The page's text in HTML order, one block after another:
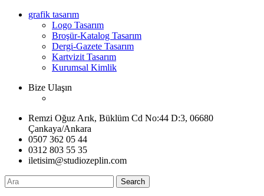
grafik tasarım
Logo Tasarım
Broşür-Katalog Tasarım
Dergi-Gazete Tasarım
Kartvizit Tasarım
Kurumsal Kimlik
Bize Ulaşın
Remzi Oğuz Arık, Büklüm Cd No:44 D:3, 06680
Çankaya/Ankara
0507 362 05 44
0312 803 55 35
iletisim@studiozeplin.com
Search